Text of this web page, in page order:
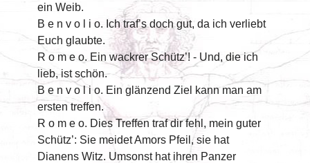
ein Weib.
B e n v o l i o. Ich traf’s doch gut, da ich verliebt
Euch glaubte.
R o m e o. Ein wackrer Schütz’! - Und, die ich
lieb, ist schön.
B e n v o l i o. Ein glänzend Ziel kann man am
ersten treffen.
R o m e o. Dies Treffen traf dir fehl, mein guter
Schütz’: Sie meidet Amors Pfeil, sie hat
Dianens Witz. Umsonst hat ihren Panzer